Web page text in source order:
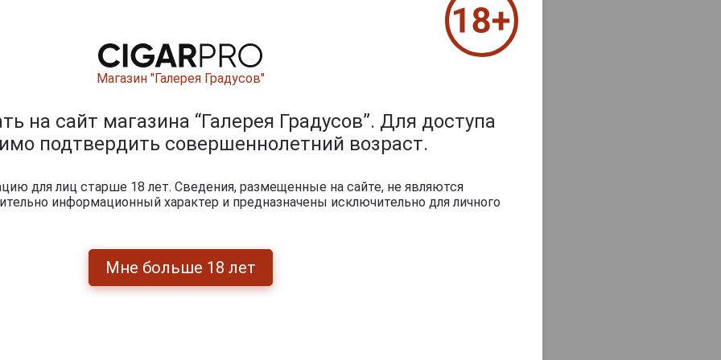
Pennsylvania Broadleaf - это классический бленд сигарных табаков
Диминиканы и Кубы, завернутые в покровный лист из США.
Магазин "Галерея Градусов"
на сайт магазина “Галерея Градусов”. Для доступа
подтвердить совершеннолетний возраст.
для лиц старше 18 лет. Сведения, размещенные на сайте, не являются
информационный характер и предназначены исключительно для личного
Мне больше 18 лет